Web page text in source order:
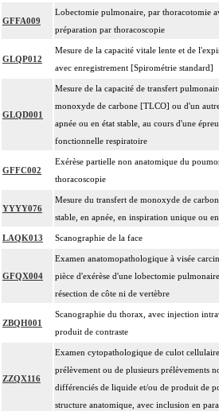
GFFA009
Lobectomie pulmonaire, par thoracotomie
préparation par thoracoscopie
GLQP012
Mesure de la capacité vitale lente et de
avec enregistrement [Spirométrie standard]
GLQD001
Mesure de la capacité de transfert
monoxyde de carbone [TLCO] ou d'un
apnée ou en état stable, au cours d'une
fonctionnelle respiratoire
GFFC002
Exérèse partielle non anatomique du
thoracoscopie
YYYY076
Mesure du transfert de monoxyde de
stable, en apnée, en inspiration unique ou
LAQK013 Scanographie de la face
GFQX004
Examen anatomopathologique à visée
pièce d'exérèse d'une lobectomie
résection de côte ni de vertèbre
ZBQH001
Scanographie du thorax, avec injection
produit de contraste
ZZQX116
Examen cytopathologique de culot
prélèvement ou de plusieurs prélèvements
différenciés de liquide et/ou de produit de
structure anatomique, avec inclusion en